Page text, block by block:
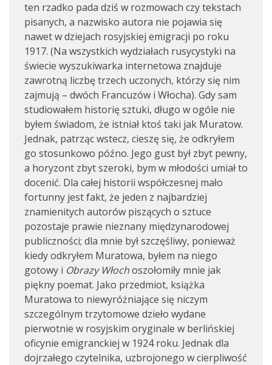
ten rzadko pada dziś w rozmowach czy tekstach
pisanych, a nazwisko autora nie pojawia się
nawet w dziejach rosyjskiej emigracji po roku
1917. (Na wszystkich wydziałach rusycystyki na
świecie wyszukiwarka internetowa znajduje
zawrotną liczbę trzech uczonych, którzy się nim
zajmują – dwóch Francuzów i Włocha). Gdy sam
studiowałem historię sztuki, długo w ogóle nie
byłem świadom, że istniał ktoś taki jak Muratow.
Jednak, patrząc wstecz, cieszę się, że odkryłem
go stosunkowo późno. Jego gust był zbyt pewny,
a horyzont zbyt szeroki, bym w młodości umiał to
docenić. Dla całej historii współczesnej mało
fortunny jest fakt, że jeden z najbardziej
znamienitych autorów piszących o sztuce
pozostaje prawie nieznany międzynarodowej
publiczności; dla mnie był szczęśliwy, ponieważ
kiedy odkryłem Muratowa, byłem na niego
gotowy i Obrazy Włochoszołomiły mnie jak
piękny poemat. Jako przedmiot, książka
Muratowa to niewyróżniające się niczym
szczególnym trzytomowe dzieło wydane
pierwotnie w rosyjskim oryginale w berlińskiej
oficynie emigranckiej w 1924 roku. Jednak dla
dojrzałego czytelnika, uzbrojonego w cierpliwość